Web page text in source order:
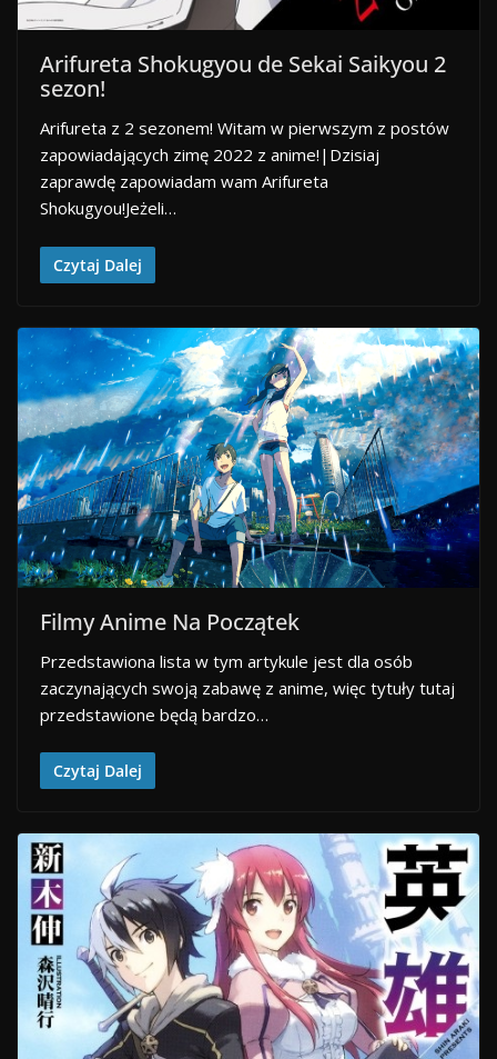
Arifureta Shokugyou de Sekai Saikyou 2
sezon!
Arifureta z 2 sezonem! Witam w pierwszym z postów
zapowiadających zimę 2022 z anime!|Dzisiaj
zaprawdę zapowiadam wam Arifureta
Shokugyou!Jeżeli…
Czytaj Dalej
Filmy Anime Na Początek
Przedstawiona lista w tym artykule jest dla osób
zaczynających swoją zabawę z anime, więc tytuły tutaj
przedstawione będą bardzo…
Czytaj Dalej